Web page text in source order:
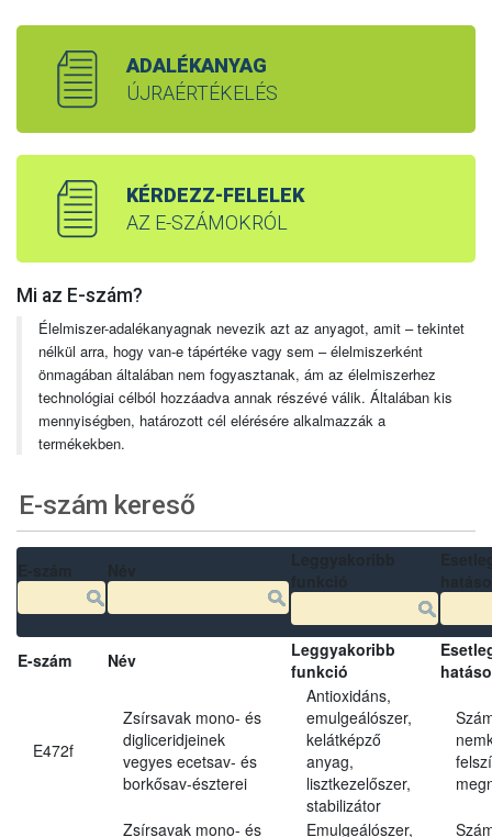
ADALÉKANYAG
ÚJRAÉRTÉKELÉS
KÉRDEZZ-FELELEK
AZ E-SZÁMOKRÓL
Mi az E-szám?
Élelmiszer-adalékanyagnak nevezik azt az anyagot, amit – tekintet
nélkül arra, hogy van-e tápértéke vagy sem – élelmiszerként
önmagában általában nem fogyasztanak, ám az élelmiszerhez
technológiai célból hozzáadva annak részévé válik. Általában kis
mennyiségben, határozott cél elérésére alkalmazzák a
termékekben.
E-szám kereső
E-szám Név
Leggyakoribb
funkció
E472f
Zsírsavak mono- és
digliceridjeinek
vegyes ecetsav- és
borkősav-észterei
Antioxidáns,
emulgeálószer,
kelátképző
anyag,
lisztkezelőszer,
stabilizátor
Zsírsavak mono- és
Emulgeálószer,